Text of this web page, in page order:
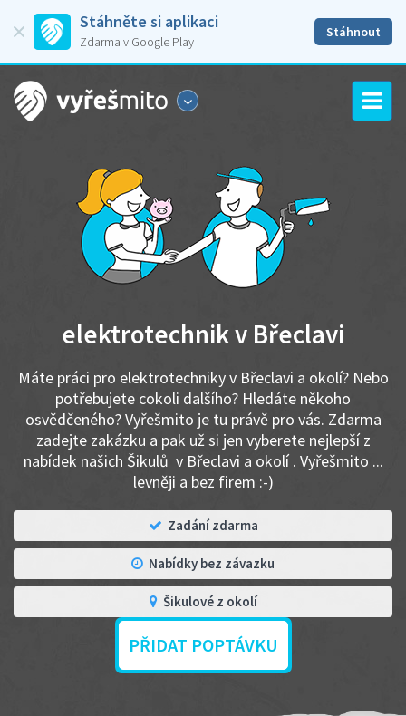
Stáhněte si aplikaci
Zdarma v Google Play
Stáhnout
elektrotechnik v Břeclavi
Máte práci pro elektrotechniky v Břeclavi a okolí? Nebo
potřebujete cokoli dalšího? Hledáte někoho
osvědčeného? Vyřešmito je tu právě pro vás. Zdarma
zadejte zakázku a pak už si jen vyberete nejlepší z
nabídek našich Šikulů v Břeclavi a okolí . Vyřešmito ...
levněji a bez firem :-)
Zadání zdarma
Nabídky bez závazku
Šikulové z okolí
PŘIDAT POPTÁVKU